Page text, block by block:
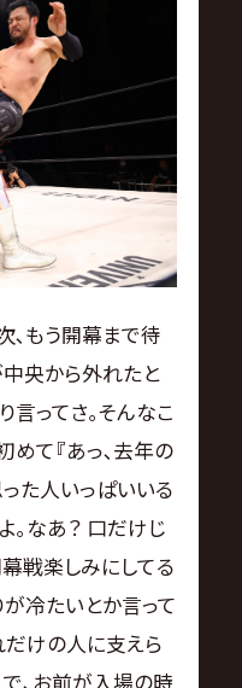
､もう開幕まで待
央から外れたと
言ってさ｡そんなこ
めて『あっ､去年の
た人いっぱいいる
｡なあ？ 口だけじ
幕戦楽しみにしてる
冷たいとか言って
けの人に支えら